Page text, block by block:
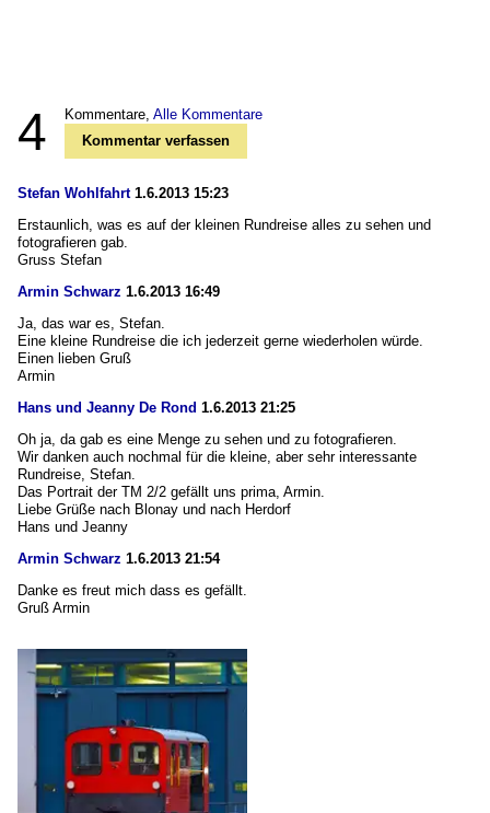
4 Kommentare, Alle Kommentare
Kommentar verfassen
Stefan Wohlfahrt1.6.2013 15:23
Erstaunlich, was es auf der kleinen Rundreise alles zu sehen und
fotografieren gab.
Gruss Stefan
Armin Schwarz 1.6.2013 16:49
Ja, das war es, Stefan.
Eine kleine Rundreise die ich jederzeit gerne wiederholen würde.
Einen lieben Gruß
Armin
Hans und Jeanny De Rond 1.6.2013 21:25
Oh ja, da gab es eine Menge zu sehen und zu fotografieren.
Wir danken auch nochmal für die kleine, aber sehr interessante
Rundreise, Stefan.
Das Portrait der TM 2/2 gefällt uns prima, Armin.
Liebe Grüße nach Blonay und nach Herdorf
Hans und Jeanny
Armin Schwarz 1.6.2013 21:54
Danke es freut mich dass es gefällt.
Gruß Armin